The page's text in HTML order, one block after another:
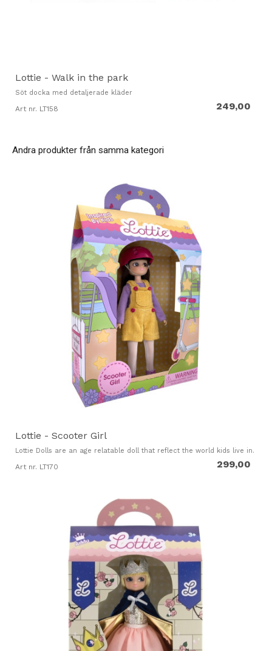
Lottie - Walk in the park
Söt docka med detaljerade kläder
Art nr. LT158 249,00
Andra produkter från samma kategori
Lottie - Scooter Girl
Lottie Dolls are an age relatable doll that reflect the world kids live in.
Art nr. LT170 299,00